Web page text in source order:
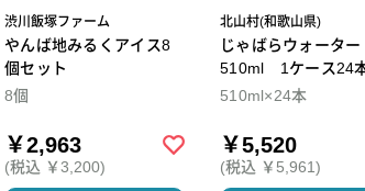
渋川飯塚ファーム
やんば地みるくアイス8
個セット
8個
￥2,963
(税込 ￥3,200)
北山村(和歌山県)
じゃばらウォーター
510ml 1ケース24
510ml×24本
￥5,520
(税込 ￥5,961)